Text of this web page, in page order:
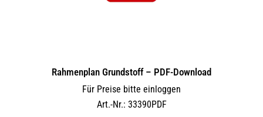
Rahmenplan Grundstoff – PDF-Download
Für Preise bitte einloggen
Art.-Nr.: 33390PDF